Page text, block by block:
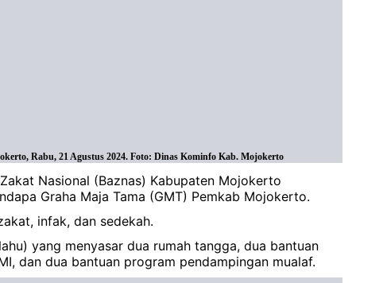
Rabu, 21 Agustus 2024. Foto: Dinas Kominfo Kab. Mojokerto
Nasional (Baznas) Kabupaten Mojokerto
Graha Maja Tama (GMT) Pemkab Mojokerto.
infak, dan sedekah.
yang menyasar dua rumah tangga, dua bantuan
dan dua bantuan program pendampingan mualaf.